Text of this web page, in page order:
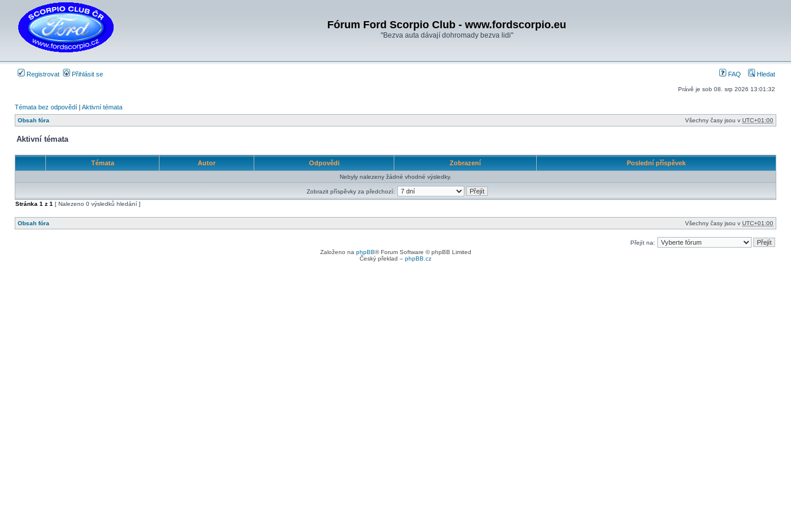
Fórum Ford Scorpio Club - www.fordscorpio.eu
"Bezva auta dávají dohromady bezva lidi"
Registrovat Přihlásit se FAQ Hledat
Právě je sob 08. srp 2026 13:01:32
Témata bez odpovědí | Aktivní témata
Obsah fóra Všechny časy jsou v UTC+01:00
Aktivní témata
Témata Autor Odpovědi Zobrazení Poslední příspěvek
Nebyly nalezeny žádné vhodné výsledky.
Zobrazit příspěvky za předchozí:
Stránka 1 z 1 [ Nalezeno 0 výsledků hledání ]
Obsah fóra Všechny časy jsou v UTC+01:00
Přejít na:
Založeno na phpBB® Forum Software © phpBB Limited
Český překlad – phpBB.cz